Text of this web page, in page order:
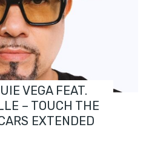
VEGA FEAT.
– TOUCH THE
EXTENDED